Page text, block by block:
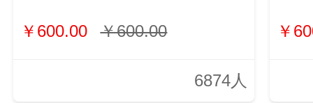
￥600.00 ￥600.00
6874人
￥